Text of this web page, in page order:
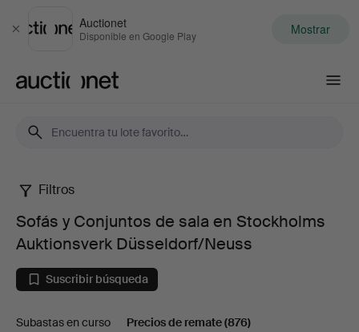
Cerrar
Auctionet
Disponible en Google Play Mostrar
Sofás
Conjuntos
de
Filtros
Sofás y Conjuntos de sala en Stockholms
Auktionsverk Düsseldorf/Neuss
Suscribir búsqueda
Subastas en curso Precios de remate(876)